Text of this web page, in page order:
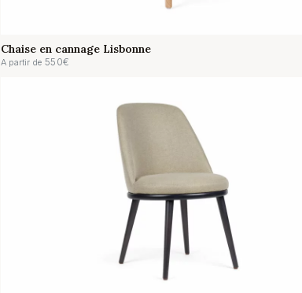
Chaise en cannage Lisbonne
A partir de 550€